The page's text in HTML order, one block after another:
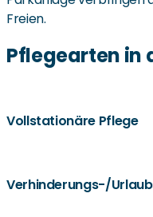
Freien.
Pflegearten in
Vollstationäre Pflege
Verhinderungs-/